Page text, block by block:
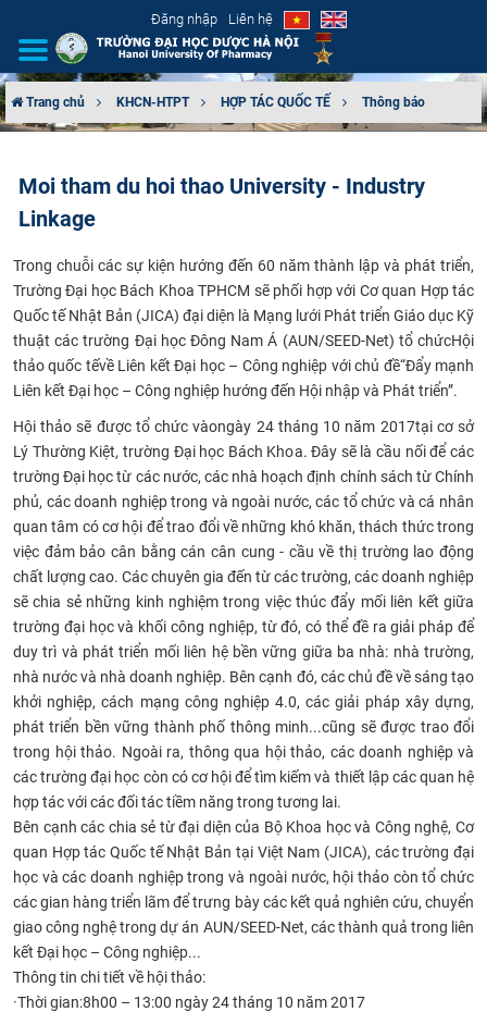
Đăng nhập Liên hệ
CƠ CẤU TỔ CHỨC
TUYỂN SINH
ĐÀO TẠO
ĐẢM BẢO CHẤT LƯỢNG
HTQT
CỰU NGƯỜI HỌC
Trang chủ KHCN-HTPT HỢP TÁC QUỐC TẾ Thông báo
Moi tham du hoi thao University - Industry
Linkage
Trong chuỗi các sự kiện hướng đến 60 năm thành lập và phát triển,
Trường Đại học Bách Khoa TPHCM sẽ phối hợp với Cơ quan Hợp tác
Quốc tế Nhật Bản (JICA) đại diện là Mạng lưới Phát triển Giáo dục Kỹ
thuật các trường Đại học Đông Nam Á (AUN/SEED-Net) tổ chứcHội
thảo quốc tếvề Liên kết Đại học – Công nghiệp với chủ đề“Đẩy mạnh
Liên kết Đại học – Công nghiệp hướng đến Hội nhập và Phát triển”.
Hội thảo sẽ được tổ chức vàongày 24 tháng 10 năm 2017tại cơ sở
Lý Thường Kiệt, trường Đại học Bách Khoa. Đây sẽ là cầu nối để các
trường Đại học từ các nước, các nhà hoạch định chính sách từ Chính
phủ, các doanh nghiệp trong và ngoài nước, các tổ chức và cá nhân
quan tâm có cơ hội để trao đổi về những khó khăn, thách thức trong
việc đảm bảo cân bằng cán cân cung - cầu về thị trường lao động
chất lượng cao. Các chuyên gia đến từ các trường, các doanh nghiệp
sẽ chia sẻ những kinh nghiệm trong việc thúc đẩy mối liên kết giữa
trường đại học và khối công nghiệp, từ đó, có thể đề ra giải pháp để
duy trì và phát triển mối liên hệ bền vững giữa ba nhà: nhà trường,
nhà nước và nhà doanh nghiệp. Bên cạnh đó, các chủ đề về sáng tạo
khởi nghiệp, cách mạng công nghiệp 4.0, các giải pháp xây dựng,
phát triển bền vững thành phố thông minh...cũng sẽ được trao đổi
trong hội thảo. Ngoài ra, thông qua hội thảo, các doanh nghiệp và
các trường đại học còn có cơ hội để tìm kiếm và thiết lập các quan hệ
hợp tác với các đối tác tiềm năng trong tương lai.
Bên cạnh các chia sẻ từ đại diện của Bộ Khoa học và Công nghệ, Cơ
quan Hợp tác Quốc tế Nhật Bản tại Việt Nam (JICA), các trường đại
học và các doanh nghiệp trong và ngoài nước, hội thảo còn tổ chức
các gian hàng triển lãm để trưng bày các kết quả nghiên cứu, chuyển
giao công nghệ trong dự án AUN/SEED-Net, các thành quả trong liên
kết Đại học – Công nghiệp...
Thông tin chi tiết về hội thảo:
·Thời gian:8h00 – 13:00 ngày 24 tháng 10 năm 2017